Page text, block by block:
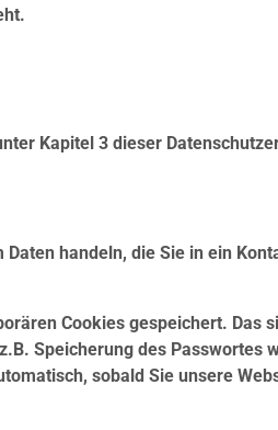
Kapitel 3 dieser
handeln, die Sie in ein
Cookies gespeichert. Das
Speicherung des Passwortes
sobald Sie unsere